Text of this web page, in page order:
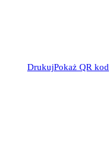
DrukujPokaż QR kod